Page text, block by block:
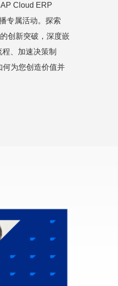
Cloud ERP
专属活动。探索
创新突破，深度嵌
、加速决策制
何为您创造价值并